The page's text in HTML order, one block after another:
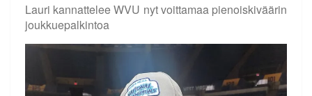
Lauri kannattelee WVU nyt voittamaa pienoiskiväärin
joukkuepalkintoa